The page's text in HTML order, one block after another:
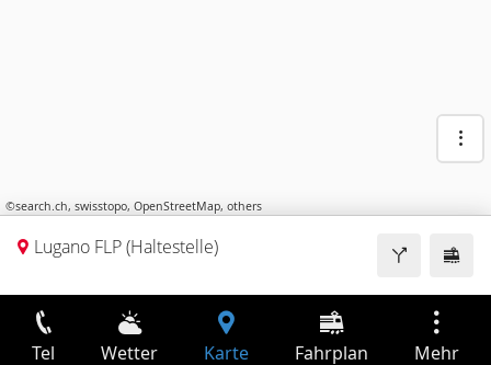
©search.ch, swisstopo, OpenStreetMap, others
Lugano FLP (Haltestelle)
Tel Wetter Karte Fahrplan Mehr